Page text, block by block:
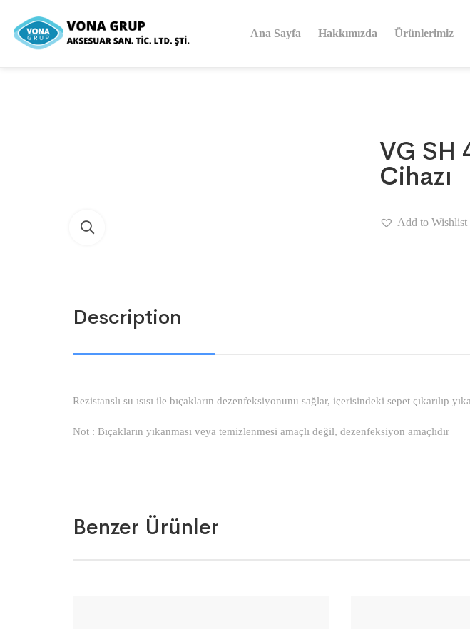
Ana Sayfa Hakkımızda Ürünlerimiz
VG SH
Cihazı
Add to Wishlist
Description
Rezistanslı su ısısı ile bıçakların dezenfeksiyonunu sağlar, içerisindeki sepet çıkarılıp
Not : Bıçakların yıkanması veya temizlenmesi amaçlı değil, dezenfeksiyon amaçlıdır
Benzer Ürünler